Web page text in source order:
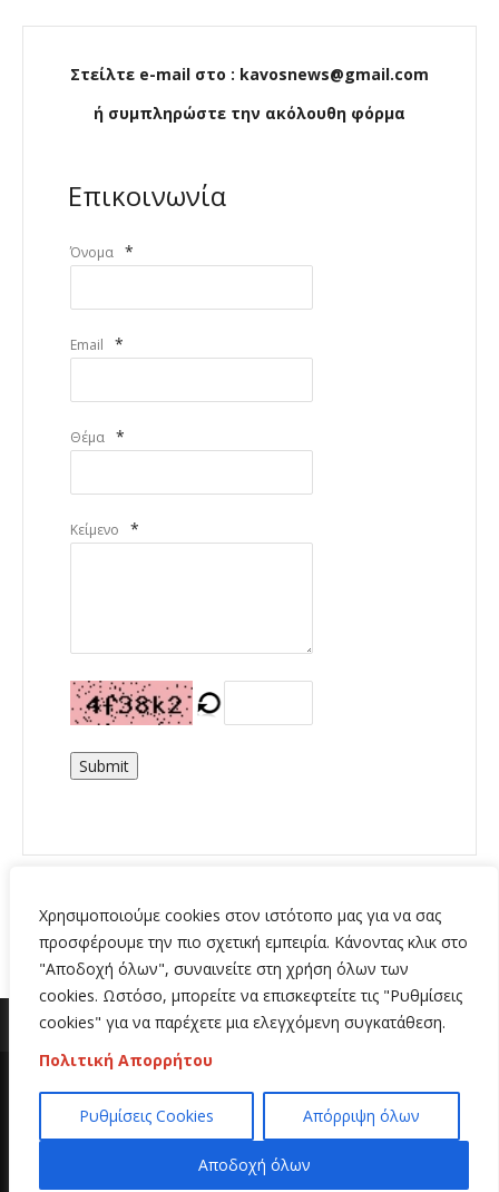
Χρησιμοποιούμε cookies στον ιστότοπο μας για να σας
προσφέρουμε την πιο σχετική εμπειρία. Κάνοντας κλικ στο
"Αποδοχή όλων", συναινείτε στη χρήση όλων των
cookies. Ωστόσο, μπορείτε να επισκεφτείτε τις "Ρυθμίσεις
cookies" για να παρέχετε μια ελεγχόμενη συγκατάθεση.
Πολιτική Απορρήτου
Ρυθμίσεις Cookies Απόρριψη όλων
Αποδοχή όλων
Στείλτε e-mail στο : kavosnews@gmail.com
ή συμπληρώστε την ακόλουθη φόρμα
Επικοινωνία
Όνομα *
Email *
Θέμα *
Κείμενο *
Submit
Copyright 2020 | All Rights Reserved | Κατασκευή
ιστοσελίδων
Hi Web